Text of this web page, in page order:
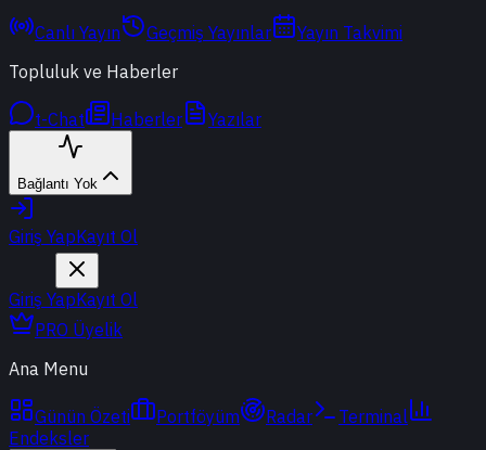
Canlı Yayın Geçmiş Yayınlar
Yayın Takvimi
Topluluk ve Haberler
t-Chat Haberler Yazılar
Bağlantı Yok
Giriş YapKayıt Ol
Giriş YapKayıt Ol
PRO Üyelik
Ana Menu
Günün Özeti Portföyüm Radar
Terminal
Endeksler